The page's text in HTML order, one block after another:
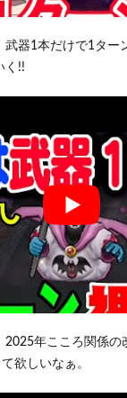
武器1本だけで1ター
く!!
2025年こころ関係
欲しいなぁ。